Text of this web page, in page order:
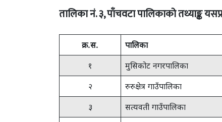
तालिका नं. ३, पाँचवटा पालिकाको तथ्याङ्क
क्र.स. पालिका
१ मुसिकोट नगरपालिका
२ रुरुक्षेत्र गाउँपालिका
३ सत्यवती गाउँपालिका